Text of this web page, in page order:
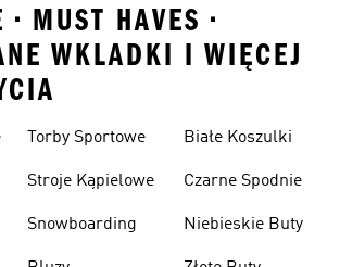
MUST HAVES •
WKLADKI I WIĘCEJ
Torby Sportowe
Stroje Kąpielowe
Snowboarding
Białe Koszulki
Czarne Spodnie
Niebieskie Buty